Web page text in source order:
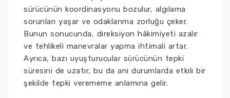
sürücünün koordinasyonu bozulur, algılama
sorunları yaşar ve odaklanma zorluğu çeker.
Bunun sonucunda, direksiyon hâkimiyeti azalır
ve tehlikeli manevralar yapma ihtimali artar.
Ayrıca, bazı uyuşturucular sürücünün tepki
süresini de uzatır, bu da ani durumlarda etkili bir
şekilde tepki verememe anlamına gelir.